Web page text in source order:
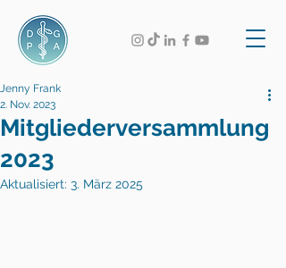
Mitgliederversammlung
2023
Jenny Frank
2. Nov. 2023
Aktualisiert: 3. März 2025